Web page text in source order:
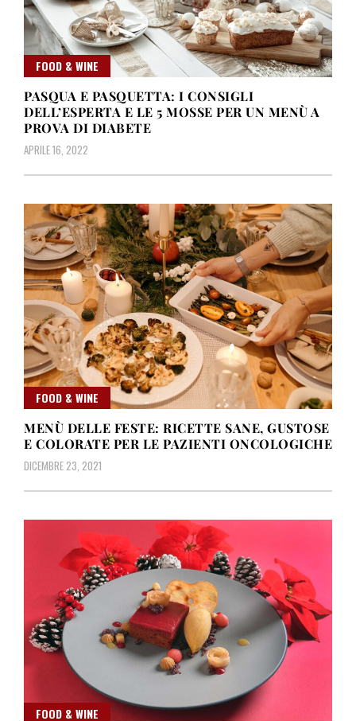
FOOD & WINE
PASQUA E PASQUETTA: I CONSIGLI
DELL’ESPERTA E LE 5 MOSSE PER UN MENÙ A
PROVA DI DIABETE
APRILE 16, 2022
FOOD & WINE
MENÙ DELLE FESTE: RICETTE SANE, GUSTOSE
E COLORATE PER LE PAZIENTI ONCOLOGICHE
DICEMBRE 23, 2021
FOOD & WINE